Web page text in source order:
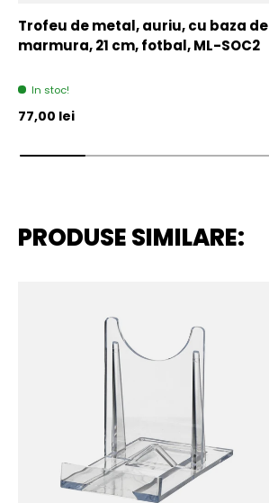
Trofeu de metal, auriu, cu baza de
marmura, 21 cm, fotbal, ML-SOC2
In stoc!
Pret initial
77,00 lei
PRODUSE SIMILARE: